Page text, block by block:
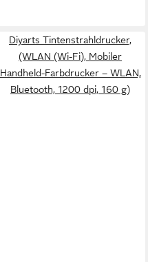
Diyarts Tintenstrahldrucker,
(WLAN (Wi-Fi), Mobiler
Handheld-Farbdrucker – WLAN,
Bluetooth, 1200 dpi, 160 g)